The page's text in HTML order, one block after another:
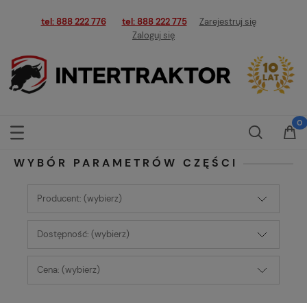
tel: 888 222 776 tel: 888 222 775
Zarejestruj się
Zaloguj się
WYBÓR PARAMETRÓW CZĘŚCI
Producent: (wybierz)
Dostępność: (wybierz)
Cena: (wybierz)